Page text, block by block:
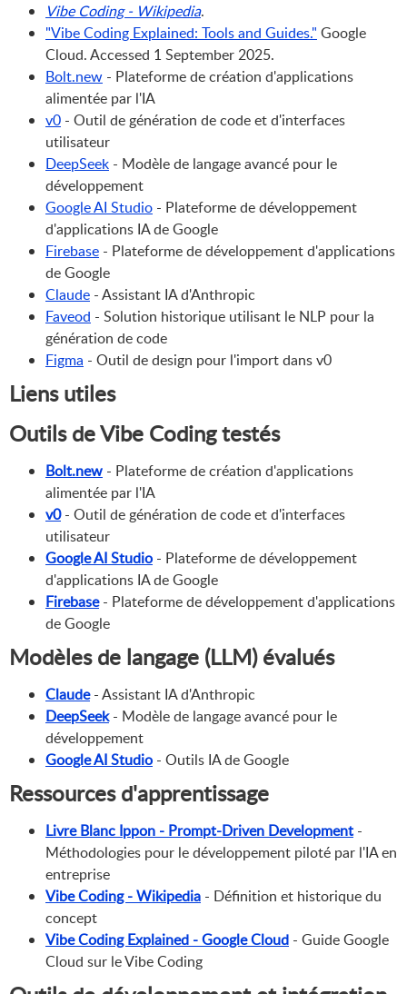
Vibe Coding - Wikipedia.
"Vibe Coding Explained: Tools and Guides." Google
Cloud. Accessed 1 September 2025.
Bolt.new - Plateforme de création d'applications
alimentée par l'IA
v0 - Outil de génération de code et d'interfaces
utilisateur
DeepSeek - Modèle de langage avancé pour le
développement
Google AI Studio - Plateforme de développement
d'applications IA de Google
Firebase - Plateforme de développement d'applications
de Google
Claude - Assistant IA d'Anthropic
Faveod - Solution historique utilisant le NLP pour la
génération de code
Figma - Outil de design pour l'import dans v0
Liens utiles
Outils de Vibe Coding testés
Bolt.new - Plateforme de création d'applications
alimentée par l'IA
v0- Outil de génération de code et d'interfaces
utilisateur
Google AI Studio - Plateforme de développement
d'applications IA de Google
Firebase- Plateforme de développement d'applications
de Google
Modèles de langage (LLM) évalués
Claude- Assistant IA d'Anthropic
DeepSeek- Modèle de langage avancé pour le
développement
Google AI Studio - Outils IA de Google
Ressources d'apprentissage
Livre Blanc Ippon - Prompt-Driven Development -
Méthodologies pour le développement piloté par l'IA en
entreprise
Vibe Coding - Wikipedia - Définition et historique du
concept
Vibe Coding Explained - Google Cloud - Guide Google
Cloud sur le Vibe Coding